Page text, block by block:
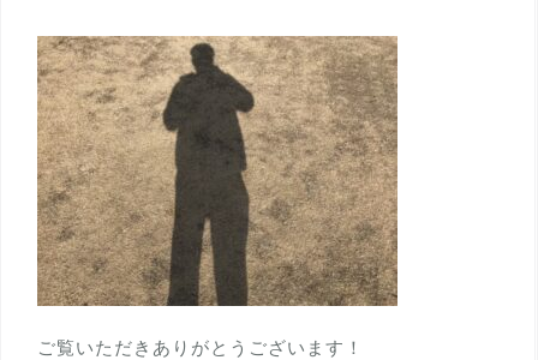
ご覧いただきありがとうございます！